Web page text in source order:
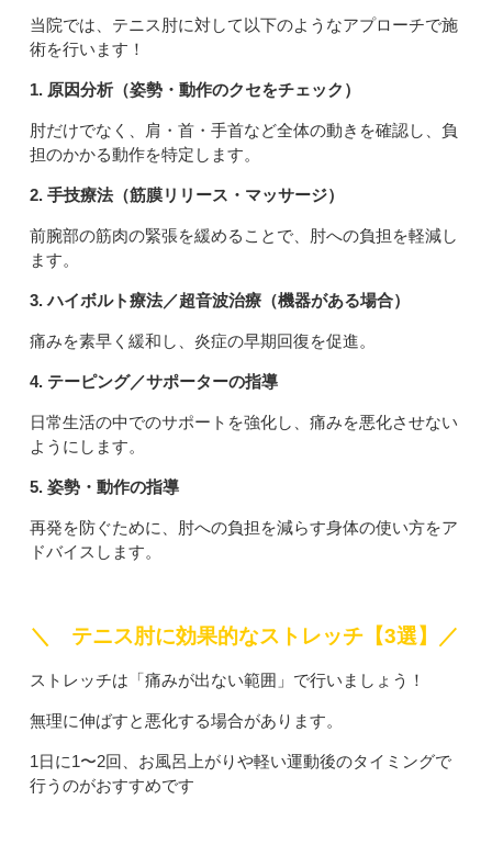
当院では、テニス肘に対して以下のようなアプローチで施
術を行います！
1. 原因分析（姿勢・動作のクセをチェック）
肘だけでなく、肩・首・手首など全体の動きを確認し、負
担のかかる動作を特定します。
2. 手技療法（筋膜リリース・マッサージ）
前腕部の筋肉の緊張を緩めることで、肘への負担を軽減し
ます。
3. ハイボルト療法／超音波治療（機器がある場合）
痛みを素早く緩和し、炎症の早期回復を促進。
4. テーピング／サポーターの指導
日常生活の中でのサポートを強化し、痛みを悪化させない
ようにします。
5. 姿勢・動作の指導
再発を防ぐために、肘への負担を減らす身体の使い方をア
ドバイスします。
＼ テニス肘に効果的なストレッチ【3選】／
ストレッチは「痛みが出ない範囲」で行いましょう！
無理に伸ばすと悪化する場合があります。
1日に1〜2回、お風呂上がりや軽い運動後のタイミングで
行うのがおすすめです